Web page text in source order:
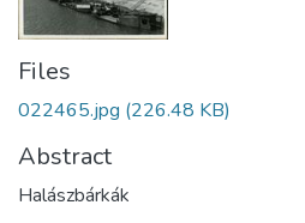
Files
022465.jpg (226.48 KB)
Abstract
Halászbárkák